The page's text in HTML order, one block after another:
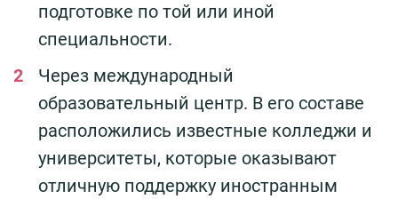
подготовке по той или иной
специальности.
Через международный
образовательный центр. В его составе
расположились известные колледжи и
университеты, которые оказывают
отличную поддержку иностранным